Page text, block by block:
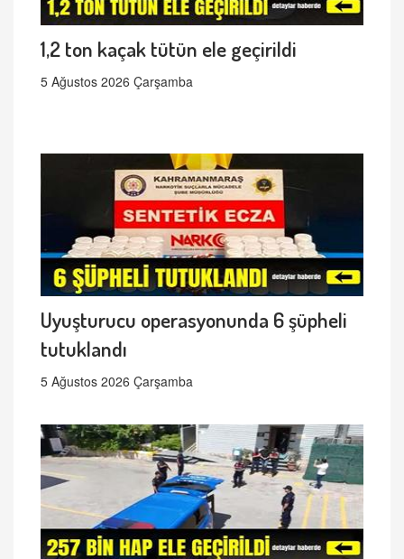
1,2 ton kaçak tütün ele geçirildi
5 Ağustos 2026 Çarşamba
Uyuşturucu operasyonunda 6 şüpheli
tutuklandı
5 Ağustos 2026 Çarşamba